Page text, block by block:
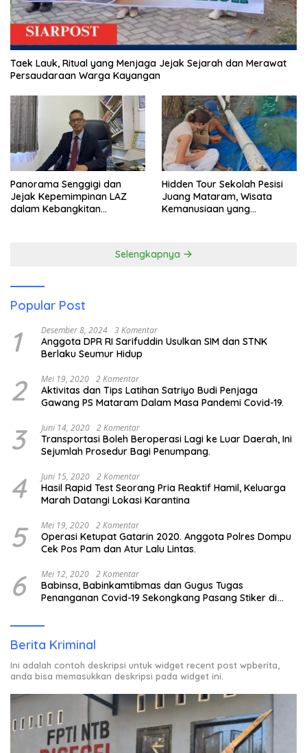
Taek Lauk, Ritual yang Menjaga Jejak Sejarah dan Merawat
Persaudaraan Warga Kayangan
Panorama Senggigi dan
Jejak Kepemimpinan LAZ
dalam Kebangkitan
Hidden Tour Sekolah Pesisi
Juang Mataram, Wisata
Kemanusiaan yang
Selengkapnya
Popular Post
1 Desember 8, 2024 3 Komentar
Anggota DPR RI Sarifuddin Usulkan SIM dan STNK
Berlaku Seumur Hidup
2 Mei 19, 2020 2 Komentar
Aktivitas dan Tips Latihan Satriyo Budi Penjaga
Gawang PS Mataram Dalam Masa Pandemi Covid-19.
3 Juni 14, 2020 2 Komentar
Transportasi Boleh Beroperasi Lagi ke Luar Daerah, Ini
Sejumlah Prosedur Bagi Penumpang.
4 Juni 15, 2020 2 Komentar
Hasil Rapid Test Seorang Pria Reaktif Hamil, Keluarga
Marah Datangi Lokasi Karantina
5 Mei 19, 2020 2 Komentar
Operasi Ketupat Gatarin 2020. Anggota Polres Dompu
Cek Pos Pam dan Atur Lalu Lintas.
6 Mei 12, 2020 2 Komentar
Babinsa, Babinkamtibmas dan Gugus Tugas
Penanganan Covid-19 Sekongkang Pasang Stiker di
Berita Kriminal
Ini adalah contoh deskripsi untuk widget recent post wpberita,
anda bisa memasukkan deskripsi pada widget ini.